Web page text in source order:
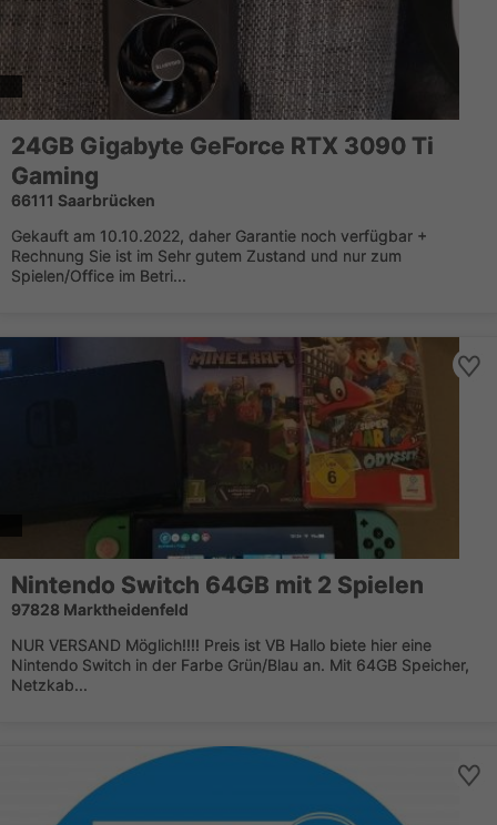
24GB Gigabyte GeForce RTX 3090 Ti
Gaming
66111 Saarbrücken
Gekauft am 10.10.2022, daher Garantie noch verfügbar +
Rechnung Sie ist im Sehr gutem Zustand und nur zum
Spielen/Office im Betri...
Nintendo Switch 64GB mit 2 Spielen
97828 Marktheidenfeld
NUR VERSAND Möglich!!!! Preis ist VB Hallo biete hier eine
Nintendo Switch in der Farbe Grün/Blau an. Mit 64GB Speicher,
Netzkab...